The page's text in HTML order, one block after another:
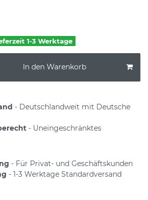
1-3 Werktage
In den Warenkorb
- Deutschlandweit mit Deutsche
- Uneingeschränktes
- Für Privat- und Geschäftskunden
- 1-3 Werktage Standardversand